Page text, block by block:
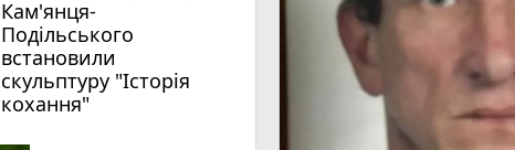
Кам'янця-
Подільського
встановили
скульптуру "Історія
кохання"